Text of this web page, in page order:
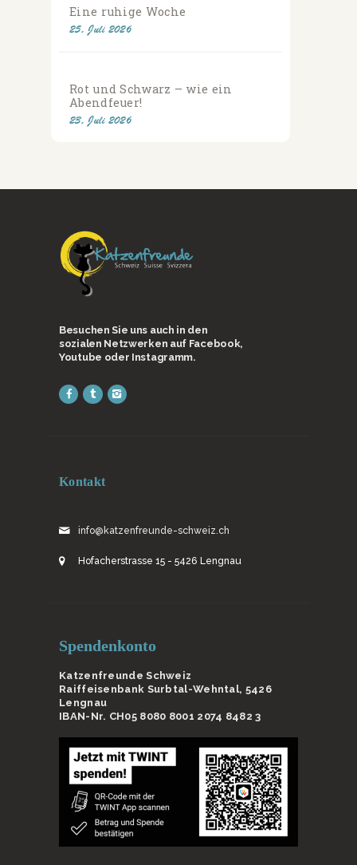
Eine ruhige Woche
25. Juli 2026
Rot und Schwarz – wie ein
Abendfeuer!
23. Juli 2026
Besuchen Sie uns auch in den
sozialen Netzwerken auf Facebook,
Youtube oder Instagramm.
Kontakt
info@katzenfreunde-schweiz.ch
Hofacherstrasse 15 - 5426 Lengnau
Spendenkonto
Katzenfreunde Schweiz
Raiffeisenbank Surbtal-Wehntal, 5426
Lengnau
IBAN-Nr. CH05 8080 8001 2074 8482 3